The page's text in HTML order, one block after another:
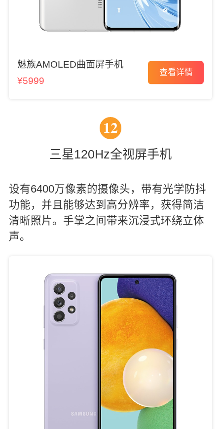
魅族AMOLED曲面屏手机
¥5999
查看详情
12
三星120Hz全视屏手机
设有6400万像素的摄像头，带有光学防抖
功能，并且能够达到高分辨率，获得简洁
清晰照片。手掌之间带来沉浸式环绕立体
声。